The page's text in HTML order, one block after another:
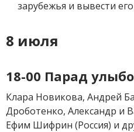
зарубежья и вывести
8 июля
18-00 Парад
Клара Новикова, Андрей
Дроботенко, Александр и
Ефим Шифрин (Россия) и